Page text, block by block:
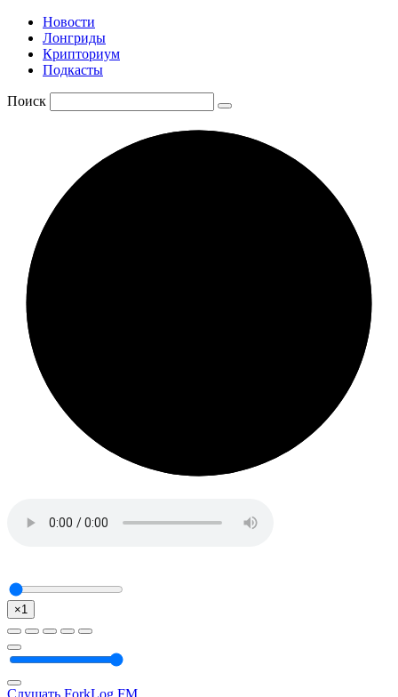
Новости
Лонгриды
Крипториум
Подкасты
Поиск
×1
Слушать ForkLog FM